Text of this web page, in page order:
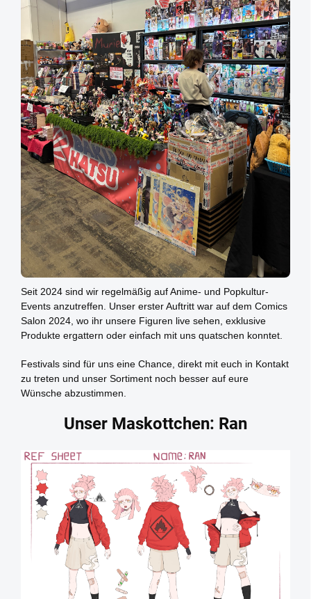
Seit 2024 sind wir regelmäßig auf Anime- und Popkultur-
Events anzutreffen. Unser erster Auftritt war auf dem Comics
Salon 2024, wo ihr unsere Figuren live sehen, exklusive
Produkte ergattern oder einfach mit uns quatschen konntet.
Festivals sind für uns eine Chance, direkt mit euch in Kontakt
zu treten und unser Sortiment noch besser auf eure
Wünsche abzustimmen.
Unser Maskottchen: Ran